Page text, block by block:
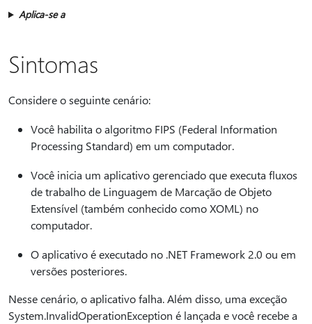
Aplica-se a
Sintomas
Considere o seguinte cenário:
Você habilita o algoritmo FIPS (Federal Information
Processing Standard) em um computador.
Você inicia um aplicativo gerenciado que executa fluxos
de trabalho de Linguagem de Marcação de Objeto
Extensível (também conhecido como XOML) no
computador.
O aplicativo é executado no .NET Framework 2.0 ou em
versões posteriores.
Nesse cenário, o aplicativo falha. Além disso, uma exceção
System.InvalidOperationException é lançada e você recebe a